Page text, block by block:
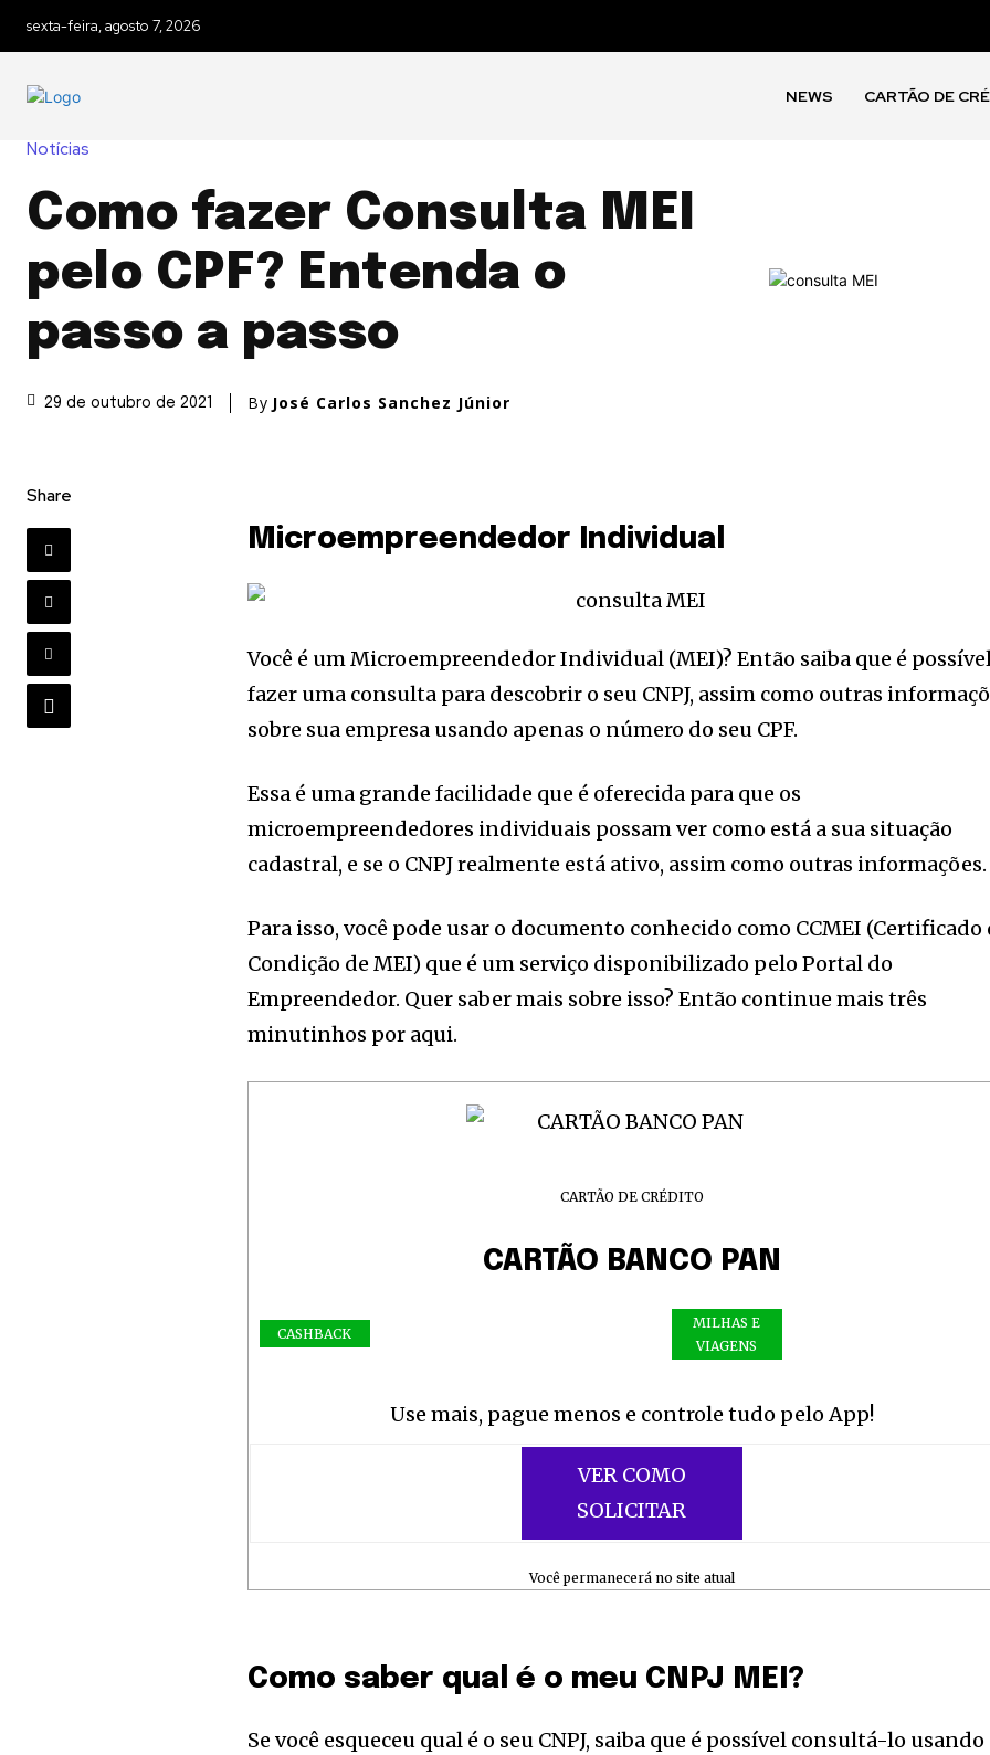
sexta-feira, agosto 7, 2026
NEWS CARTÃO DE
Notícias
Como fazer Consulta MEI
pelo CPF? Entenda o
passo a passo
29 de outubro de 2021 By José Carlos Sanchez Júnior
Share
Microempreendedor Individual
Você é um Microempreendedor Individual (MEI)? Então saiba que é
fazer uma consulta para descobrir o seu CNPJ, assim como outras
sobre sua empresa usando apenas o número do seu CPF.
Essa é uma grande facilidade que é oferecida para que os
microempreendedores individuais possam ver como está a sua situação
cadastral, e se o CNPJ realmente está ativo, assim como outras informações.
Para isso, você pode usar o documento conhecido como CCMEI (Certificado
Condição de MEI) que é um serviço disponibilizado pelo Portal do
Empreendedor. Quer saber mais sobre isso? Então continue mais três
minutinhos por aqui.
CARTÃO DE CRÉDITO
CARTÃO BANCO PAN
CASHBACK
MILHAS E
VIAGENS
Use mais, pague menos e controle tudo pelo App!
VER COMO
SOLICITAR
Você permanecerá no site atual
Como saber qual é o meu CNPJ MEI?
Se você esqueceu qual é o seu CNPJ, saiba que é possível consultá-lo usando